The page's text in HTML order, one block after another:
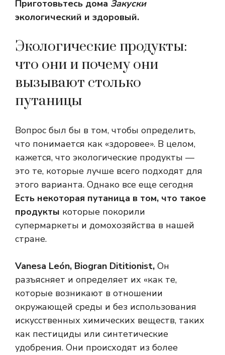
Приготовьтесь дома Закуски
экологический и здоровый.
Экологические продукты:
что они и почему они
вызывают столько
путаницы
Вопрос был бы в том, чтобы определить,
что понимается как «здоровее». В целом,
кажется, что экологические продукты —
это те, которые лучше всего подходят для
этого варианта. Однако все еще сегодня
Есть некоторая путаница в том, что такое
продукты которые покорили
супермаркеты и домохозяйства в нашей
стране.
Vanesa León, Biogran Dititionist, Он
разъясняет и определяет их «как те,
которые возникают в отношении
окружающей среды и без использования
искусственных химических веществ, таких
как пестициды или синтетические
удобрения. Они происходят из более